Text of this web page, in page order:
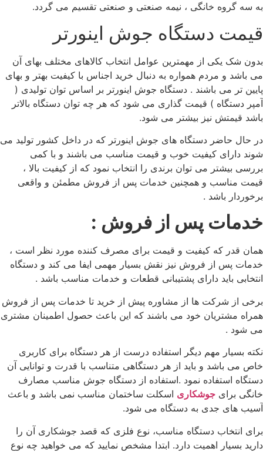
به سه گروه خانگی ، نیمه صنعتی و صنعتی تقسیم می گردد.
قیمت دستگاه جوش اینورتر
بدون شک یکی از مهمترین عوامل انتخاب کالاهای مختلف بهای آن
می باشد و مردم همواره به دنبال خرید اجناس با کیفیت بهتر و بهای
پایین تر می باشند . دستگاه جوش اینورتر بر اساس توان تولیدی (
آمپر دستگاه ) قیمت گذاری می شود که هر چه توان دستگاه بالاتر
باشد قیمتش نیز بیشتر می شود.
در حال حاضر دستگاه های جوش اینورتر که در داخل کشور تولید می
شوند دارای کیفیت خوب و قیمت مناسب می باشند و با کمی
بررسی بیشتر می توان برندی را انتخاب نمود که از کیفیت بالا ،
قیمت مناسب و همچنین خدمات پس از فروش مطمئن و واقعی
برخوردار باشد .
خدمات پس از فروش :
همان قدر که کیفیت و قیمت برای مصرف کننده مورد نظر است ،
خدمات پس از فروش نیز نقش بسیار مهمی ایفا می کند و دستگاه
انتخابی باید دارای پشتیبانی قطعات و خدمات مناسب باشد .
برخی از شرکت ها از مشاوره پیش از خرید تا خدمات پس از فروش
همراه مشتریان خود می باشند که این باعث حصول اطمینان مشتری
می شود .
نکته بسیار مهم دیگر استفاده درست از هر دستگاه برای کاربری
خاص می باشد و باید از هر دستگاهی متناسب با قدرت و توانایی آن
دستگاه استفاده نمود .استفاده از دستگاه جوش مناسب مصارف
خانگی برای جوشکاری اسکلت ساختمان مناسب نمی باشد و باعث
آسیب های جدی به دستگاه می شود.
برای انتخاب دستگاه مناسب، نوع فلزی که قصد جوشکاری آن را
دارید بسیار اهمیت دارد. ابتدا مشخص نمایید که می خواهید چه نوع